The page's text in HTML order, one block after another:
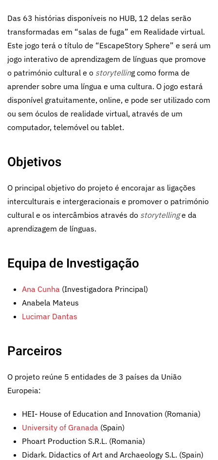
Das 63 histórias disponíveis no HUB, 12 delas serão
transformadas em “salas de fuga” em Realidade virtual.
Este jogo terá o título de “EscapeStory Sphere” e será um
jogo interativo de aprendizagem de línguas que promove
o património cultural e o storytelling como forma de
aprender sobre uma língua e uma cultura. O jogo estará
disponível gratuitamente, online, e pode ser utilizado com
ou sem óculos de realidade virtual, através de um
computador, telemóvel ou tablet.
Objetivos
O principal objetivo do projeto é encorajar as ligações
interculturais e intergeracionais e promover o património
cultural e os intercâmbios através do storytellinge da
aprendizagem de línguas.
Equipa de Investigação
Ana Cunha (Investigadora Principal)
Anabela Mateus
Lucimar Dantas
Parceiros
O projeto reúne 5 entidades de 3 países da União
Europeia:
HEI- House of Education and Innovation (Romania)
University of Granada (Spain)
Phoart Production S.R.L. (Romania)
Didark. Didactics of Art and Archaeology S.L. (Spain)